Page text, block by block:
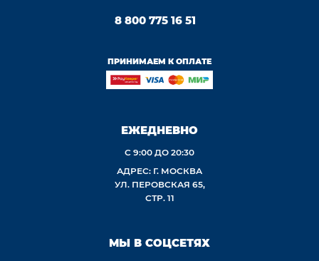
8 800 775 16 51
ПРИНИМАЕМ К ОПЛАТЕ
ЕЖЕДНЕВНО
С 9:00 ДО 20:30
АДРЕС: Г. МОСКВА
УЛ. ПЕРОВСКАЯ 65,
СТР. 11
МЫ В СОЦСЕТЯХ